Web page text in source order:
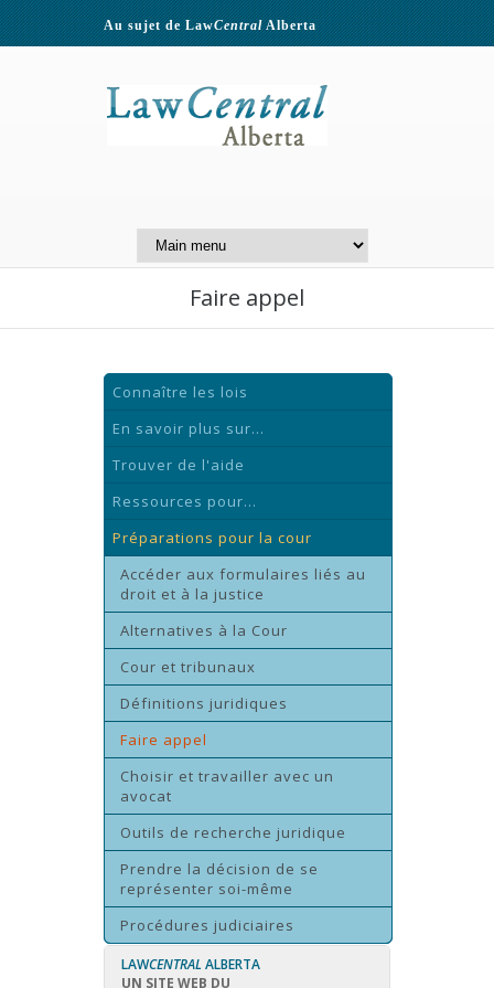
Au sujet de LawCentralAlberta
Faire appel
Connaître les lois
En savoir plus sur...
Trouver de l'aide
Ressources pour...
Préparations pour la cour
Accéder aux formulaires liés au
droit et à la justice
Alternatives à la Cour
Cour et tribunaux
Définitions juridiques
Faire appel
Choisir et travailler avec un
avocat
Outils de recherche juridique
Prendre la décision de se
représenter soi-même
Procédures judiciaires
LAWCENTRAL ALBERTA
UN SITE WEB DU